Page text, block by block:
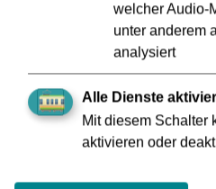
RMVgo und aufwww.rmv-
Fahrgäste über die Fahrpläne
Verbindungen informieren.
RMV-Servicetelefon 069 24
erreichbar und beraten gerne.
zur Übersicht
welcher Audio-
unter anderem
analysiert
Alle Dienste
Mit diesem Schalter
aktivieren oder